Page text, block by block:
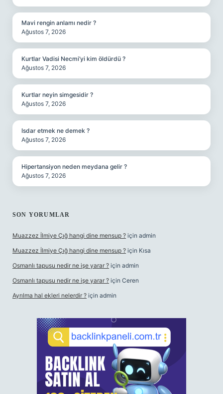
Mavi rengin anlamı nedir ?
Ağustos 7, 2026
Kurtlar Vadisi Necmi’yi kim öldürdü ?
Ağustos 7, 2026
Kurtlar neyin simgesidir ?
Ağustos 7, 2026
Isdar etmek ne demek ?
Ağustos 7, 2026
Hipertansiyon neden meydana gelir ?
Ağustos 7, 2026
SON YORUMLAR
Muazzez İlmiye Çığ hangi dine mensup ? için admin
Muazzez İlmiye Çığ hangi dine mensup ? için Kısa
Osmanlı tapusu nedir ne işe yarar ? için admin
Osmanlı tapusu nedir ne işe yarar ? için Ceren
Ayrılma hal ekleri nelerdir ? için admin